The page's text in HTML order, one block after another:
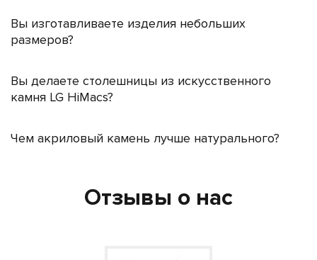
Вы изготавливаете изделия небольших
размеров?
Вы делаете столешницы из искусственного
камня LG HiMacs?
Чем акриловый камень лучше натурального?
Отзывы о нас